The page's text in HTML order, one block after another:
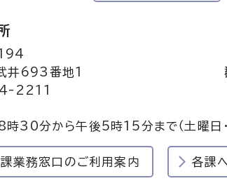
井693番地1
2211
8時30分から午後5時15分まで（土曜日
業務窓口のご利用案内 各課